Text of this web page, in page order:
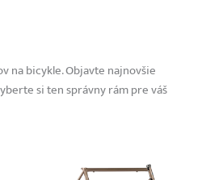
na bicykle. Objavte najnovšie
si ten správny rám pre váš